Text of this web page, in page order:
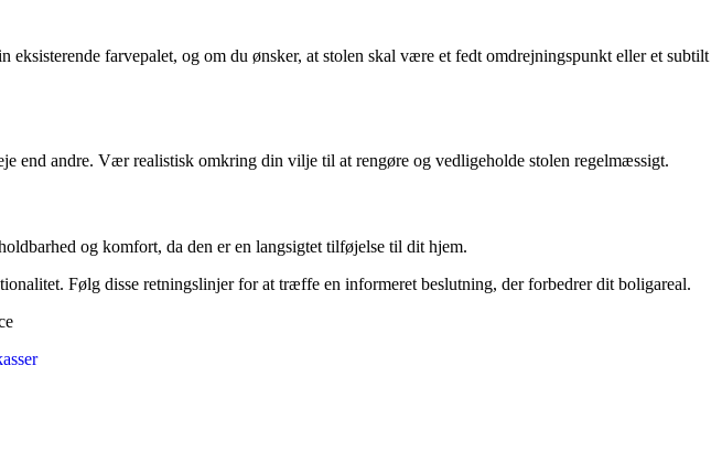
farvepalet, og om du ønsker, at stolen skal være et fedt omdrejningspunkt eller et subtilt
end andre. Vær realistisk omkring din vilje til at rengøre og vedligeholde stolen regelmæssigt.
og komfort, da den er en langsigtet tilføjelse til dit hjem.
Følg disse retningslinjer for at træffe en informeret beslutning, der forbedrer dit boligareal.